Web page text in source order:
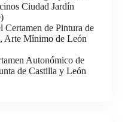
Ciudad Jardín
Certamen de Pintura de
Arte Mínimo de León
Autonómico de
de Castilla y León